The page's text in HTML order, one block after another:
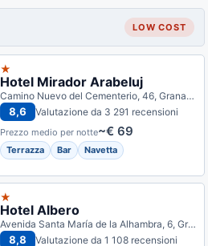
LOW COST
★
Hotel Mirador Arabeluj
Camino Nuevo del Cementerio, 46, Granada, Spagna
8,6 Valutazione da 3 291 recensioni
Prezzo medio per notte~€ 69
Terrazza Bar Navetta
★
Hotel Albero
Avenida Santa María de la Alhambra, 6, Granada, Spagna
8,8 Valutazione da 1 108 recensioni